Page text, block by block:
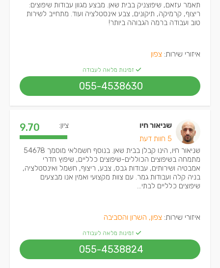
תאמר עזאם, שיפוצניק בבית שאן. מבצע מגוון עבודות שיפוצים:
ריצוף, קרמיקה, תיקונים, צבע אינסטלציה ועוד. מתחייב לשירות
טוב ועבודה ברמה הגבוהה ביותר!
איזורי שירות: צפון
זמינות מלאה לעבודה
055-4538630
שניאור חיו
5 חוות דעת
ציון: 9.70
שניאור חיו, הינו קבלן בבית שאן. בנוסף חשמלאי מוסמך 54678
מתמחה בשיפוצים הכוללים-שיפוצים כלליים, שיפוץ חדרי
אמבטיה ושירותים, עבודות גבס, צבע, ריצוף, חשמל ואינסטלציה,
בניה קלה ועבודות גמר. עם צוות מקצועי ואמין אנו מבצעים
שיפוצים כלליים לבתי...
איזורי שירות: צפון, השרון והסביבה
זמינות מלאה לעבודה
055-4538824